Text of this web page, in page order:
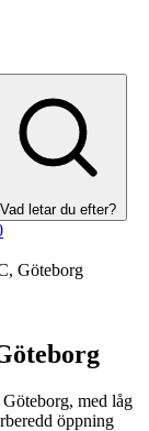
Vad letar du efter?
Göteborg
med låg
öppning